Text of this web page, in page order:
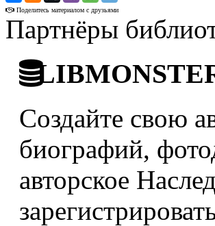
Поделитесь материалом с друзьями
Партнёры
Создайте свою
биографий,
авторское